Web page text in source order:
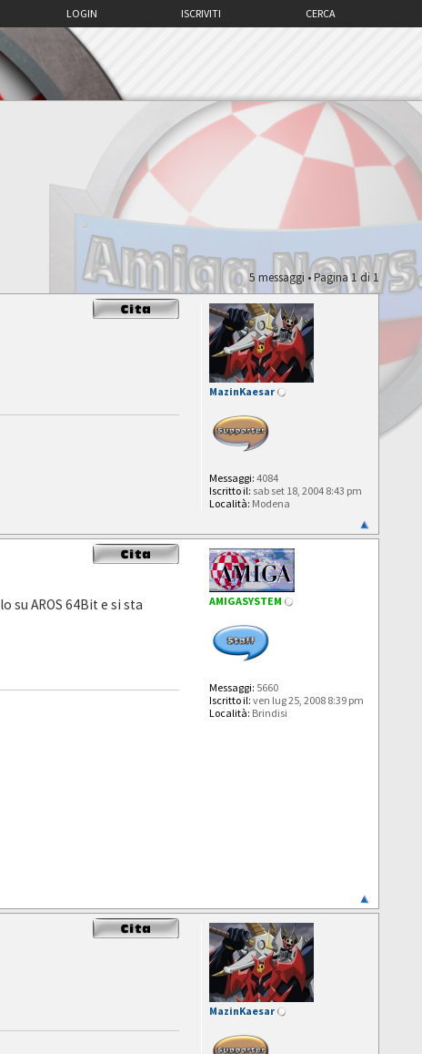
CERCA
ISCRIVITI
LOGIN
5 messaggi • Pagina1 di1
MazinKaesar
Messaggi: 4084
Iscritto il: sab set 18, 2004 8:43 pm
Località: Modena
su AROS 64Bit e si sta
AMIGASYSTEM
Messaggi: 5660
Iscritto il: ven lug 25, 2008 8:39 pm
Località: Brindisi
MazinKaesar